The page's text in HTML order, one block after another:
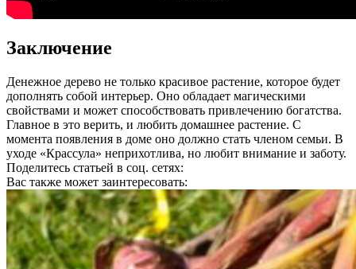
Заключение
Денежное дерево не только красивое растение, которое будет
дополнять собой интерьер. Оно обладает магическими
свойствами и может способствовать привлечению богатства.
Главное в это верить, и любить домашнее растение. С
момента появления в доме оно должно стать членом семьи. В
уходе «Крассула» неприхотлива, но любит внимание и заботу.
Поделитесь статьей в соц. сетях:
Вас также может заинтересовать: